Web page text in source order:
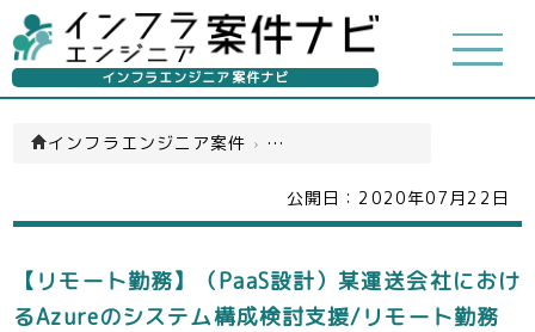
インフラエンジニア案件ナビ
インフラエンジニア案件 › クラウドエンジニア(一覧)
公開日： 2020年07月22日
【リモート勤務】（PaaS設計）某運送会社におけ
るAzureのシステム構成検討支援/リモート勤務